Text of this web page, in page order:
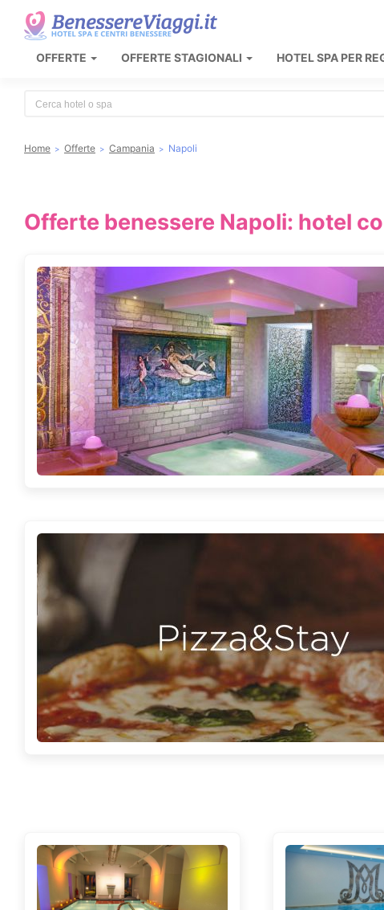
OFFERTE OFFERTE STAGIONALI HOTEL SPA PER
Home Offerte Campania Napoli
Offerte benessere Napoli: hotel